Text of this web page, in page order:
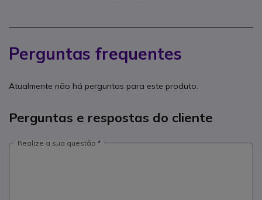
Perguntas frequentes
Atualmente não há perguntas para este produto.
Perguntas e respostas do cliente
Realize a sua questão